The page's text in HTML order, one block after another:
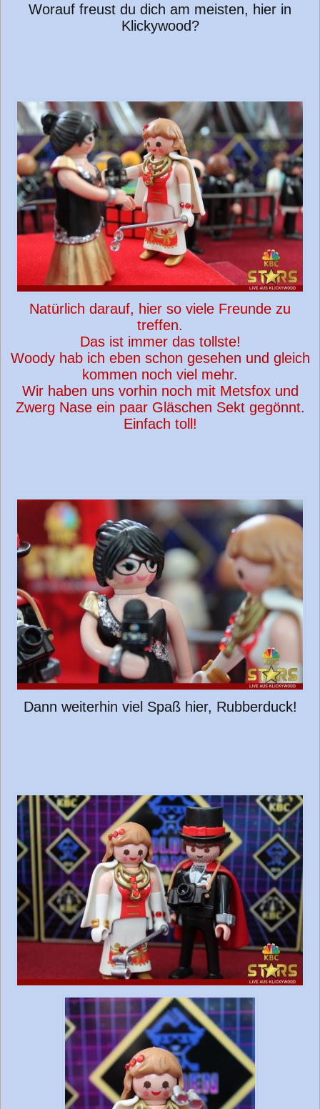
Worauf freust du dich am meisten, hier in
Klickywood?
Natürlich darauf, hier so viele Freunde zu
treffen.
Das ist immer das tollste!
Woody hab ich eben schon gesehen und gleich
kommen noch viel mehr.
Wir haben uns vorhin noch mit Metsfox und
Zwerg Nase ein paar Gläschen Sekt gegönnt.
Einfach toll!
Dann weiterhin viel Spaß hier, Rubberduck!